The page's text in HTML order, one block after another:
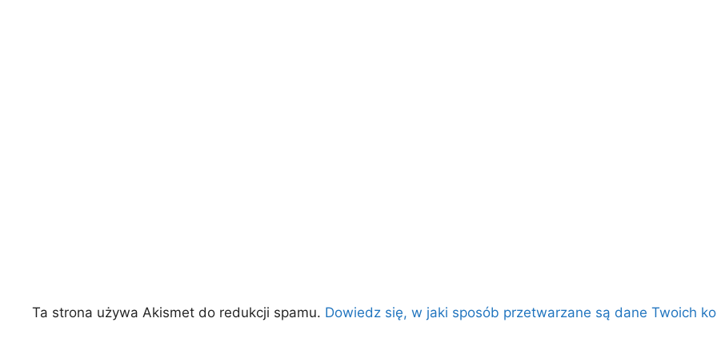
Ta strona używa Akismet do redukcji spamu. Dowiedz się, w jaki sposób przetwarzane są dane Twoich